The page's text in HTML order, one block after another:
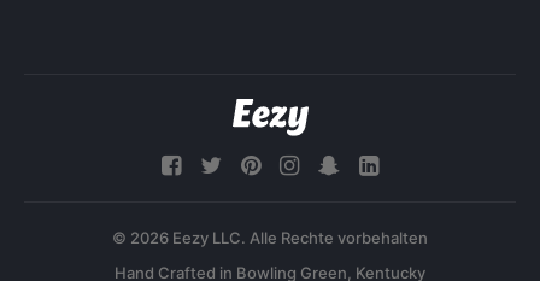
© 2026 Eezy LLC. Alle Rechte vorbehalten